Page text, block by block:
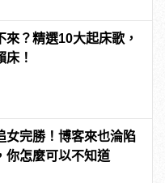
來？精選10大起床歌，
床！
女完勝！博客來也淪陷
你怎麼可以不知道